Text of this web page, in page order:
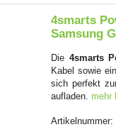
4smarts
Samsung
Die 4smarts
Kabel sowie
sich perfekt
aufladen. mehr
Artikelnummer: